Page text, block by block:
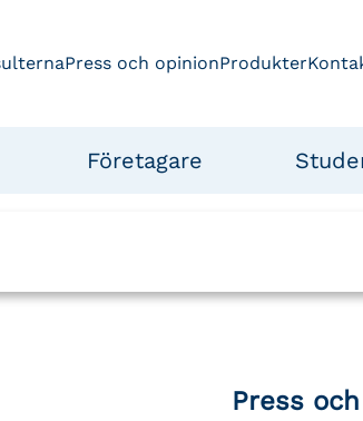
Press och opinionProdukter
Företagare
Press